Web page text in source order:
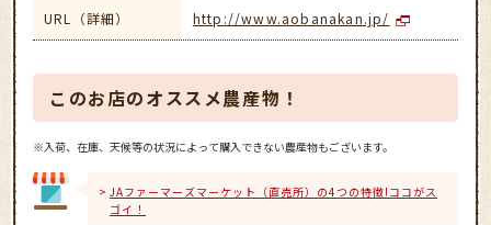
URL（詳細） http://www.aobanakan.jp/
このお店のオススメ農産物！
※入荷、在庫、天候等の状況によって購入できない農産物もございます。
JAファーマーズマーケット（直売所）の4つの特徴!ココがス
ゴイ！